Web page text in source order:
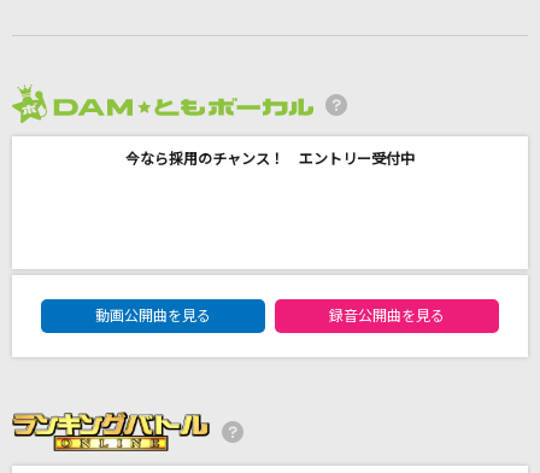
HIKAKIN & SEIKIN
[生音]ボクノート(ドラえもんアニメバージョン)
FAKE LAND
今なら採用のチャンス！ エントリー受付中
DAM★ともボーカルエントリーランキング
動画公開曲を見る
録音公開曲を見る